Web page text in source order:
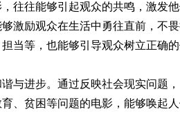
往往能够引起观众的共鸣，激发
激励观众在生活中勇往直前，不
当等，也能够引导观众树立正确
与进步。通过反映社会现实问题
、贫困等问题的电影，能够唤起